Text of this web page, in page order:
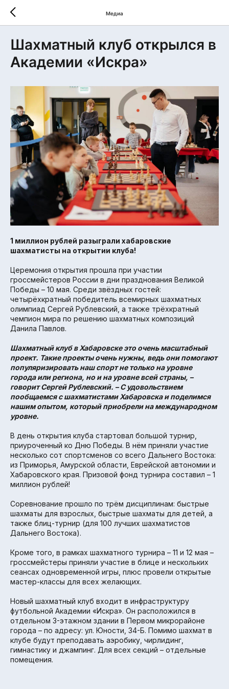
Медиа
Шахматный клуб открылся в
Академии «Искра»
1 миллион рублей разыграли хабаровские
шахматисты на открытии клуба!
Церемония открытия прошла при участии
гроссмейстеров России в дни празднования Великой
Победы – 10 мая. Среди звёздных гостей:
четырёхкратный победитель всемирных шахматных
олимпиад Сергей Рублевский, а также трёхкратный
чемпион мира по решению шахматных композиций
Данила Павлов.
Шахматный клуб в Хабаровске это очень масштабный
проект. Такие проекты очень нужны, ведь они помогают
популяризировать наш спорт не только на уровне
города или региона, но и на уровне всей страны, –
говорит Сергей Рублевский. – С удовольствием
пообщаемся с шахматистами Хабаровска и поделимся
нашим опытом, который приобрели на международном
уровне.
В день открытия клуба стартовал большой турнир,
приуроченный ко Дню Победы. В нём приняли участие
несколько сот спортсменов со всего Дальнего Востока:
из Приморья, Амурской области, Еврейской автономии и
Хабаровского края. Призовой фонд турнира составил – 1
миллион рублей!
Соревнование прошло по трём дисциплинам: быстрые
шахматы для взрослых, быстрые шахматы для детей, а
также блиц-турнир (для 100 лучших шахматистов
Дальнего Востока).
Кроме того, в рамках шахматного турнира – 11 и 12 мая –
гроссмейстеры приняли участие в блице и нескольких
сеансах одновременной игры, плюс провели открытые
мастер-классы для всех желающих.
Новый шахматный клуб входит в инфраструктуру
футбольной Академии «Искра». Он расположился в
отдельном 3-этажном здании в Первом микрорайоне
города – по адресу: ул. Юности, 34-Б. Помимо шахмат в
клубе будут преподавать аэробику, чирлидинг,
гимнастику и джампинг. Для всех секций – отдельные
помещения.